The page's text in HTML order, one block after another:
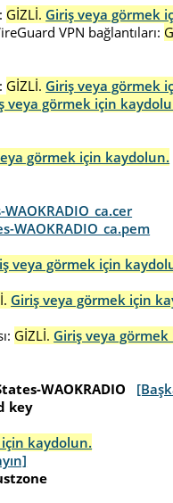
GİZLİ. Giriş veya görmek
VPN bağlantıları:
GİZLİ. Giriş veya görmek
veya görmek için
görmek için kaydolun.
WAOKRADIO_ca.pem
veya görmek için
Giriş veya görmek için
GİZLİ. Giriş veya
WAOKRADIO
key
kaydolun.